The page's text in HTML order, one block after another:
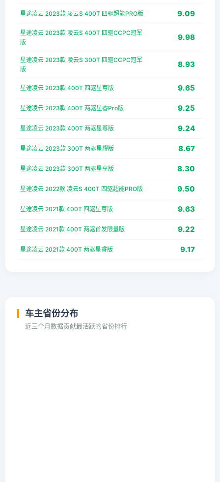
星途凌云 2023款 凌云S 400T 四驱超能PRO版 9.09
星途凌云 2023款 凌云S 400T 四驱CCPC冠军
版
9.98
星途凌云 2023款 凌云S 300T 四驱CCPC冠军
版
8.93
星途凌云 2023款 400T 四驱星尊版 9.65
星途凌云 2023款 400T 两驱星睿Pro版 9.25
星途凌云 2023款 400T 两驱星尊版 9.24
星途凌云 2023款 300T 两驱星耀版 8.67
星途凌云 2023款 300T 两驱星享版 8.30
星途凌云 2022款 凌云S 400T 四驱超能PRO版 9.50
星途凌云 2021款 400T 四驱星尊版 9.63
星途凌云 2021款 400T 两驱首发限量版 9.22
星途凌云 2021款 400T 两驱星睿版 9.17
车主省份分布
近三个月数据贡献最活跃的省份排行